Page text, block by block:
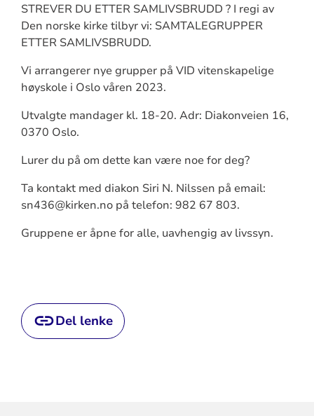
STREVER DU ETTER SAMLIVSBRUDD ? I regi av
Den norske kirke tilbyr vi: SAMTALEGRUPPER
ETTER SAMLIVSBRUDD.
Vi arrangerer nye grupper på VID vitenskapelige
høyskole i Oslo våren 2023.
Utvalgte mandager kl. 18-20. Adr: Diakonveien 16,
0370 Oslo.
Lurer du på om dette kan være noe for deg?
Ta kontakt med diakon Siri N. Nilssen på email:
sn436@kirken.no på telefon: 982 67 803.
Gruppene er åpne for alle, uavhengig av livssyn.
Del lenke